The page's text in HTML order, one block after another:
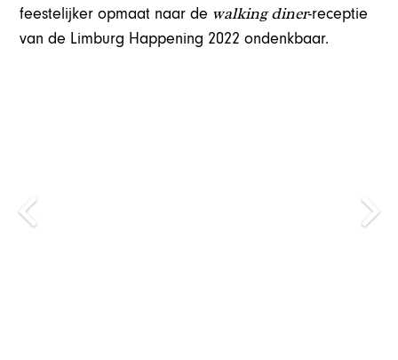
feestelijker opmaat naar de walking diner-receptie
van de Limburg Happening 2022 ondenkbaar.